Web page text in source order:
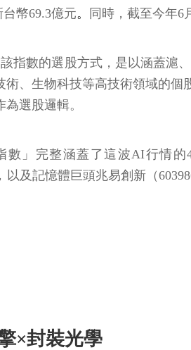
幣69.3億元。 同時，截至今年6
指數的選股方式，是以涵蓋
、生物科技等高技術領域的
選股邏輯。
數」完整涵蓋了這波AI行情
以及記憶體巨頭兆易創新（
×封裝光學